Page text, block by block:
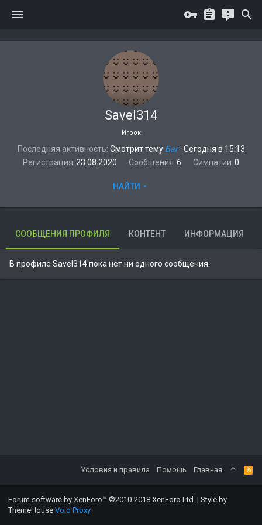
Savel314
Игрок
Последняя активность Смотрит тему Баг · Сегодня в 15:13
Регистрация 23.08.2020 Сообщения 6 Симпатии 0
НАЙТИ
СООБЩЕНИЯ ПРОФИЛЯ КОНТЕНТ ИНФОРМАЦИЯ
В профиле Savel314 пока нет ни одного сообщения.
Условия и правила Помощь Главная
Forum software by XenForo™ ©2010-2018 XenForo Ltd. | Style by
ThemeHouse Void Proxy